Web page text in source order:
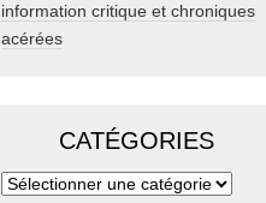
information critique et chroniques
acérées
CATÉGORIES